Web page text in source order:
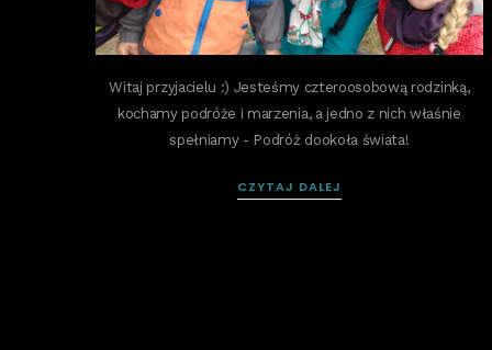
Witaj przyjacielu :) Jesteśmy czteroosobową rodzinką,
kochamy podróże i marzenia, a jedno z nich właśnie
spełniamy - Podróż dookoła świata!
CZYTAJ DALEJ